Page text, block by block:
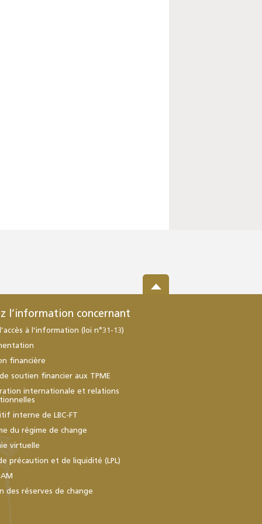
l’information concernant
à l’information (loi n°31-13)
financière
soutien financier aux TPME
internationale et relations
interne de LBC-FT
du régime de change
virtuelle
précaution et de liquidité (LPL)
des réserves de change